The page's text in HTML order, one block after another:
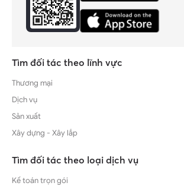
Tìm đối tác theo lĩnh vực
Thương mại
Dịch vụ
Sản xuất
Xây dựng - Xây lắp
Tìm đối tác theo loại dịch vụ
Kế toán trọn gói